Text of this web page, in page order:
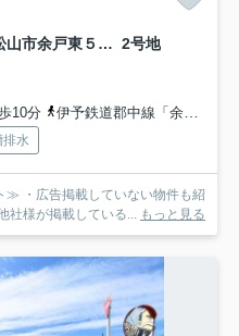
余戸東５丁目のおトチ2号地 松山市余戸東５丁目売土地 2号地
10分
伊予鉄道郡中線「余戸」駅 徒歩11分
排水
・広告掲載していない物件も紹
社様が掲載している... もっと見る